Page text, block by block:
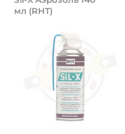
Силиконовая
мл (RHT)